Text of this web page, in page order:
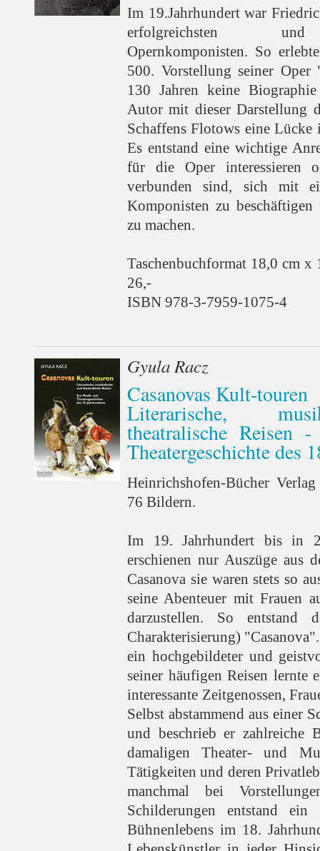
Im 19.Jahrhundert war
erfolgreichsten und
Opernkomponisten. So
500. Vorstellung seiner
130 Jahren keine
Autor mit dieser Darstellung
Schaffens Flotows eine Lücke
Es entstand eine wichtige
für die Oper interessieren
verbunden sind, sich mit
Komponisten zu
zu machen.
Taschenbuchformat 18,0 cm
26,-
ISBN 978-3-7959-1075-4
Gyula Racz
Casanovas Kult-touren
Literarische,
theatralische Reisen
Theatergeschichte des
Heinrichshofen-Bücher
76 Bildern.
Im 19. Jahrhundert bis in
erschienen nur Auszüge aus
Casanova sie waren stets so
seine Abenteuer mit Frauen
darzustellen. So
Charakterisierung)
ein hochgebildeter und
seiner häufigen Reisen lernte
interessante Zeitgenossen,
Selbst abstammend aus einer
und beschrieb er zahlreiche
damaligen Theater- und
Tätigkeiten und deren
manchmal bei
Schilderungen entstand ein
Bühnenlebens im 18.